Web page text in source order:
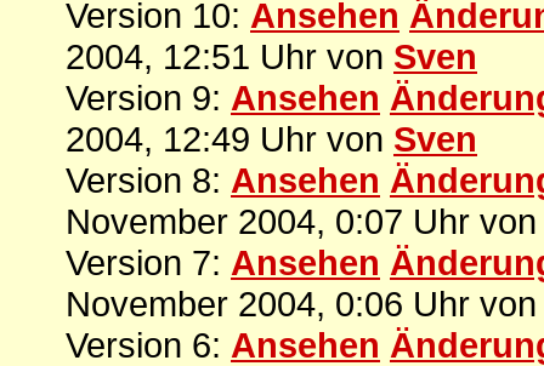
Version 10: Ansehen
2004, 12:51 Uhr von Sven
Version 9: Ansehen
2004, 12:49 Uhr von Sven
Version 8: Ansehen
November 2004, 0:07 Uhr
Version 7: Ansehen
November 2004, 0:06 Uhr
Version 6: Ansehen